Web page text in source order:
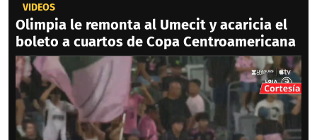
VIDEOS
Olimpia le remonta al Umecit y acaricia el
boleto a cuartos de Copa Centroamericana